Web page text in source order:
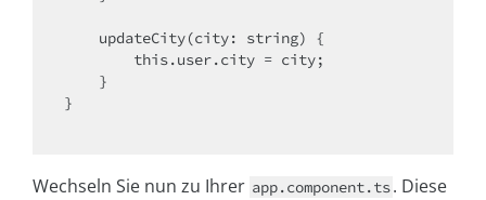
this.user.city = city;
}
Wechseln Sie nun zu Ihrer app.component.ts. Diese